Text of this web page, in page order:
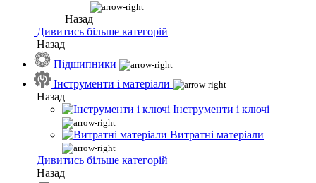
Назад
Дивитись більше категорій
Назад
Підшипники
Інструменти і матеріали
Назад
Інструменти і ключі
Витратні матеріали
Дивитись більше категорій
Назад